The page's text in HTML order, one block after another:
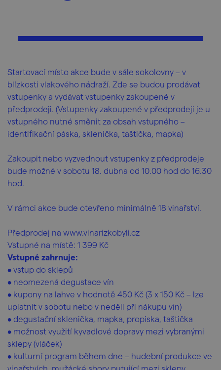
Startovací místo akce bude v sále sokolovny – v
blízkosti vlakového nádraží. Zde se budou prodávat
vstupenky a vydávat vstupenky zakoupené v
předprodeji. (Vstupenky zakoupené v předprodeji je u
vstupného nutné směnit za obsah vstupného –
identifikační páska, sklenička, taštička, mapka)
Zakoupit nebo vyzvednout vstupenky z předprodeje
bude možné v sobotu 18. dubna od 10.00 hod do 16.30
hod.
V rámci akce bude otevřeno minimálně 18 vinařství.
Předprodej na www.vinarizkobyli.cz
Vstupné na místě: 1 399 Kč
Vstupné zahrnuje:
• vstup do sklepů
• neomezená degustace vín
• kupony na lahve v hodnotě 450 Kč (3 x 150 Kč – lze
uplatnit v sobotu nebo v neděli při nákupu vín)
• degustační sklenička, mapka, propiska, taštička
• možnost využití kyvadlové dopravy mezi vybranými
sklepy (vláček)
• kulturní program během dne – hudební produkce ve
vinařstvích, mužácké sbory putující mezi sklepy